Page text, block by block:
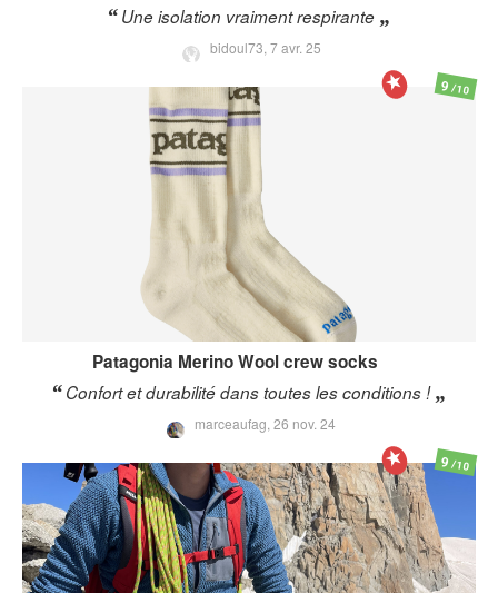
Une isolation vraiment respirante
bidoul73, 7 avr. 25
Patagonia Merino Wool crew socks
Confort et durabilité dans toutes les conditions !
marceaufag, 26 nov. 24
9/10
9/10